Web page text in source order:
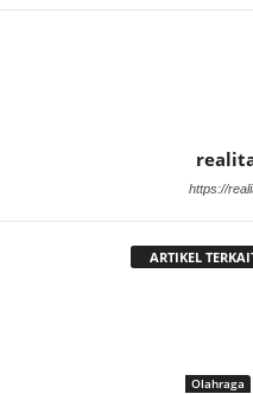
https://
ARTIKEL
Olahraga